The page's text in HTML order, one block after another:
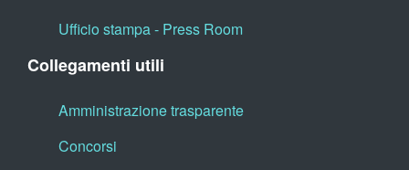
Ufficio stampa - Press Room
Collegamenti utili
Amministrazione trasparente
Concorsi